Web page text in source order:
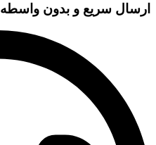
ارسال سریع و بدون واسطه